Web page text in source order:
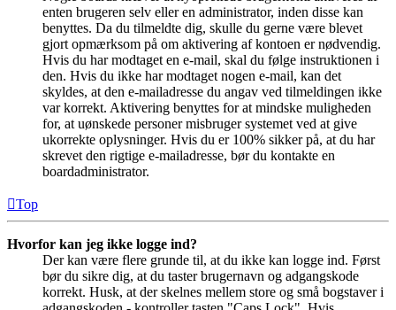
enten brugeren selv eller en administrator, inden disse kan
benyttes. Da du tilmeldte dig, skulle du gerne være blevet
gjort opmærksom på om aktivering af kontoen er nødvendig.
Hvis du har modtaget en e-mail, skal du følge instruktionen i
den. Hvis du ikke har modtaget nogen e-mail, kan det
skyldes, at den e-mailadresse du angav ved tilmeldingen ikke
var korrekt. Aktivering benyttes for at mindske muligheden
for, at uønskede personer misbruger systemet ved at give
ukorrekte oplysninger. Hvis du er 100% sikker på, at du har
skrevet den rigtige e-mailadresse, bør du kontakte en
boardadministrator.
Top
Hvorfor kan jeg ikke logge ind?
Der kan være flere grunde til, at du ikke kan logge ind. Først
bør du sikre dig, at du taster brugernavn og adgangskode
korrekt. Husk, at der skelnes mellem store og små bogstaver i